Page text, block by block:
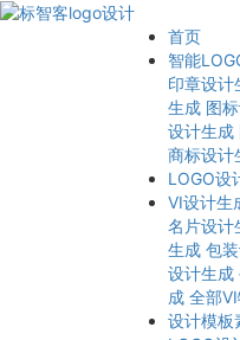
首页
智能
印章设计
生成 图
设计生成
商标设计
LOGO设
VI设计生
名片设计
生成 包
设计生成
成 全部
设计模板